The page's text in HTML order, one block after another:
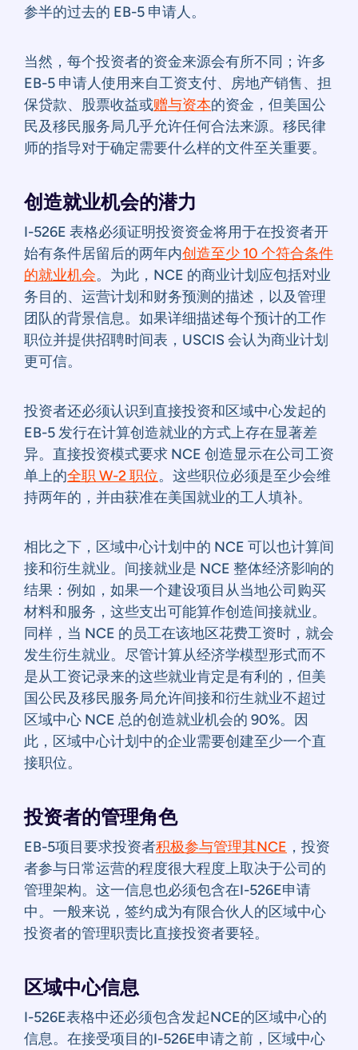
参半的过去的 EB-5 申请人。
当然，每个投资者的资金来源会有所不同；许多
EB-5 申请人使用来自工资支付、房地产销售、担
保贷款、股票收益或赠与资本的资金，但美国公
民及移民服务局几乎允许任何合法来源。移民律
师的指导对于确定需要什么样的文件至关重要。
创造就业机会的潜力
I-526E 表格必须证明投资资金将用于在投资者开
始有条件居留后的两年内创造至少 10 个符合条件
的就业机会。为此，NCE 的商业计划应包括对业
务目的、运营计划和财务预测的描述，以及管理
团队的背景信息。如果详细描述每个预计的工作
职位并提供招聘时间表，USCIS 会认为商业计划
更可信。
投资者还必须认识到直接投资和区域中心发起的
EB-5 发行在计算创造就业的方式上存在显著差
异。直接投资模式要求 NCE 创造显示在公司工资
单上的全职 W-2 职位。这些职位必须是至少会维
持两年的，并由获准在美国就业的工人填补。
相比之下，区域中心计划中的 NCE 可以也计算间
接和衍生就业。间接就业是 NCE 整体经济影响的
结果：例如，如果一个建设项目从当地公司购买
材料和服务，这些支出可能算作创造间接就业。
同样，当 NCE 的员工在该地区花费工资时，就会
发生衍生就业。尽管计算从经济学模型形式而不
是从工资记录来的这些就业肯定是有利的，但美
国公民及移民服务局允许间接和衍生就业不超过
区域中心 NCE 总的创造就业机会的 90%。因
此，区域中心计划中的企业需要创建至少一个直
接职位。
投资者的管理角色
EB-5项目要求投资者积极参与管理其NCE ，投资
者参与日常运营的程度很大程度上取决于公司的
管理架构。这一信息也必须包含在I-526E申请
中。一般来说，签约成为有限合伙人的区域中心
投资者的管理职责比直接投资者要轻。
区域中心信息
I-526E表格中还必须包含发起NCE的区域中心的
信息。在接受项目的I-526E申请之前，区域中心